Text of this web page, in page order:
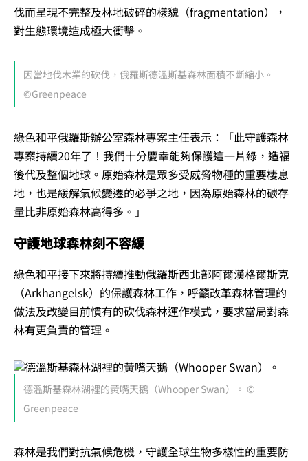
伐而呈現不完整及林地破碎的樣貌（fragmentation），
對生態環境造成極大衝擊。
因當地伐木業的砍伐，俄羅斯德溫斯基森林面積不斷縮小。
©Greenpeace
綠色和平俄羅斯辦公室森林專案主任表示：「此守護森林
專案持續20年了！我們十分慶幸能夠保護這一片綠，造福
後代及整個地球。原始森林是眾多受威脅物種的重要棲息
地，也是緩解氣候變遷的必爭之地，因為原始森林的碳存
量比非原始森林高得多。」
守護地球森林刻不容緩
綠色和平接下來將持續推動俄羅斯西北部阿爾漢格爾斯克
（Arkhangelsk）的保護森林工作，呼籲改革森林管理的
做法及改變目前慣有的砍伐森林運作模式，要求當局對森
林有更負責的管理。
德溫斯基森林湖裡的黃嘴天鵝（Whooper Swan）。 ©
Greenpeace
森林是我們對抗氣候危機，守護全球生物多樣性的重要防